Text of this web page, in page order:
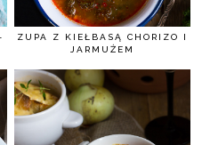
ZUPA Z KIEŁBASĄ CHORIZO I
JARMUŻEM